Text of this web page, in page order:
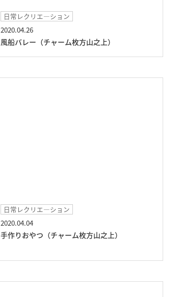
日常レクリエ―ション
2020.04.26
風船バレー（チャーム枚方山之上）
日常レクリエ―ション
2020.04.04
手作りおやつ（チャーム枚方山之上）